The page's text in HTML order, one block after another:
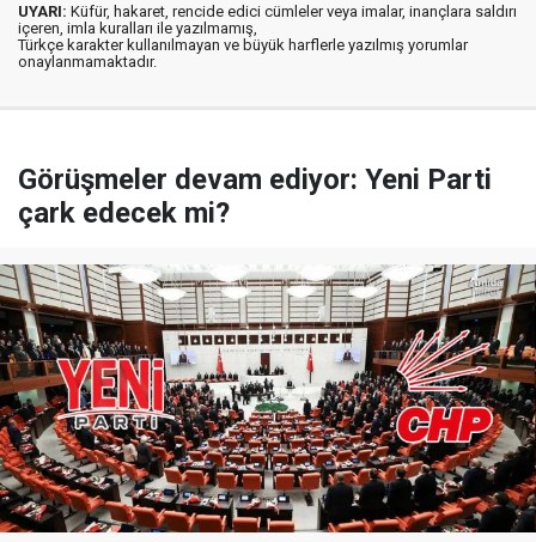
UYARI: Küfür, hakaret, rencide edici cümleler veya imalar, inançlara saldırı
içeren, imla kuralları ile yazılmamış,
Türkçe karakter kullanılmayan ve büyük harflerle yazılmış yorumlar
onaylanmamaktadır.
Görüşmeler devam ediyor: Yeni Parti
çark edecek mi?